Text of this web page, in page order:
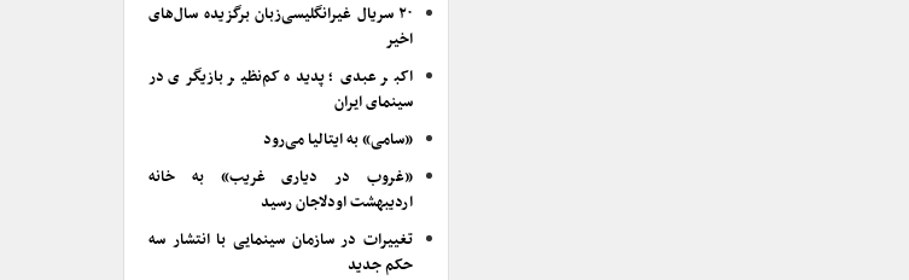
۲۰ سریال غیرانگلیسی‌زبان برگزیده سال‌های
اخیر
اکبر عبدی؛ پدیده کم‌نظیر بازیگری در
سینمای ایران
«سامی» به ایتالیا می‌رود
«غروب در دیاری غریب» به خانه
اردیبهشت اودلاجان رسید
تغییرات در سازمان سینمایی با انتشار سه
حکم جدید